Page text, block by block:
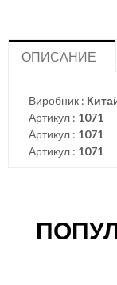
ОПИСАНИЕ
Виробник :
Артикул : 1071
Артикул : 1071
Артикул : 1071